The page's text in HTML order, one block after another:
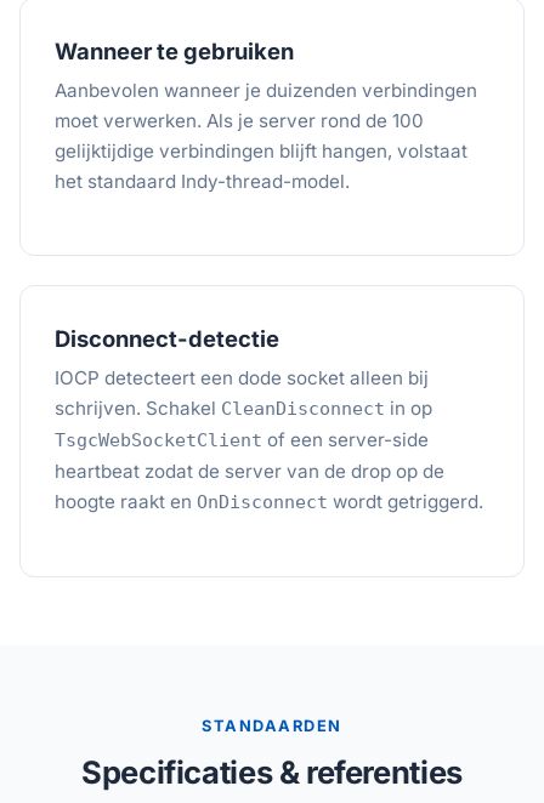
Wanneer te gebruiken
Aanbevolen wanneer je duizenden verbindingen
moet verwerken. Als je server rond de 100
gelijktijdige verbindingen blijft hangen, volstaat
het standaard Indy-thread-model.
Disconnect-detectie
IOCP detecteert een dode socket alleen bij
schrijven. Schakel CleanDisconnect in op
TsgcWebSocketClient of een server-side
heartbeat zodat de server van de drop op de
hoogte raakt en OnDisconnect wordt getriggerd.
STANDAARDEN
Specificaties & referenties